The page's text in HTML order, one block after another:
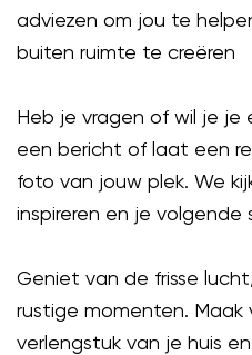
adviezen om jou te
buiten ruimte te creëren
Heb je vragen of wil je je
een bericht of laat een
foto van jouw plek. We
inspireren en je
Geniet van de frisse
rustige momenten.
verlengstuk van je huis